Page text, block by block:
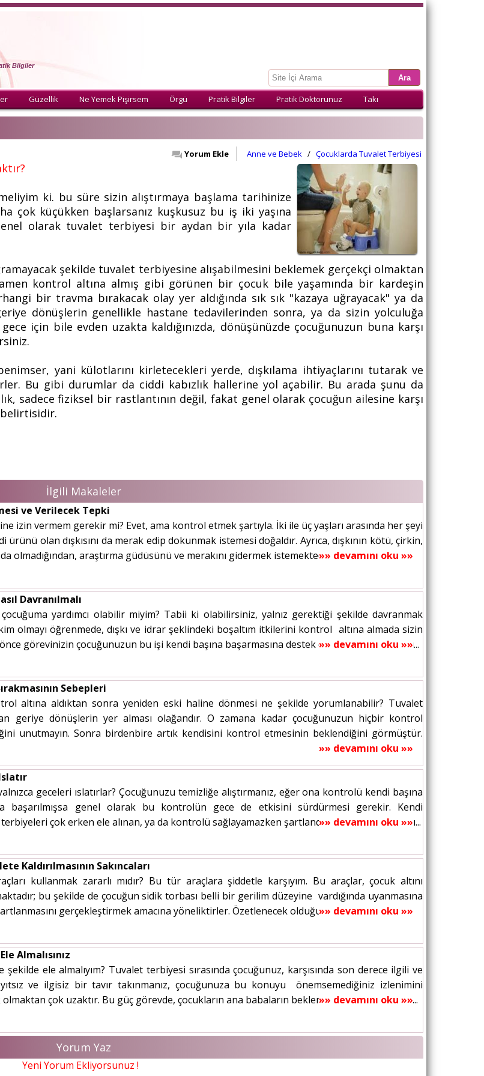
Bilgiler
Güzellik Ne Yemek Pişirsem Örgü Pratik Bilgiler Pratik Doktorunuz Takı
Çocuklarda Tuvalet Terbiyesi
/
Anne ve Bebek
Yorum Ekle
ki. bu süre sizin alıştırmaya başlama tarihinize
çok küçükken başlarsanız kuşkusuz bu iş iki yaşına
olarak tuvalet terbiyesi bir aydan bir yıla kadar
şekilde tuvalet terbiyesine alışabilmesini beklemek gerçekçi olmaktan
kontrol altına almış gibi görünen bir çocuk bile yaşamında bir kardeşin
bir travma bırakacak olay yer aldığında sık sık "kazaya uğrayacak" ya da
dönüşlerin genellikle hastane tedavilerinden sonra, ya da sizin yolculuğa
için bile evden uzakta kaldığınızda, dönüşünüzde çocuğunuzun buna karşı
yani külotlarını kirletecekleri yerde, dışkılama ihtiyaçlarını tutarak ve
Bu gibi durumlar da ciddi kabızlık hallerine yol açabilir. Bu arada şunu da
sadece fiziksel bir rastlantının değil, fakat genel olarak çocuğun ailesine karşı
belirtisidir.
İlgili Makaleler
ve Verilecek Tepki
izin vermem gerekir mi? Evet, ama kontrol etmek şartıyla. İki ile üç yaşları arasında her şeyi
olan dışkısını da merak edip dokunmak istemesi doğaldır. Ayrıca, dışkının kötü, çirkin,
olmadığından, araştırma güdüsünü ve merakını gidermek istemektedir....»» devamını oku »»
Davranılmalı
yardımcı olabilir miyim? Tabii ki olabilirsiniz, yalnız gerektiği şekilde davranmak
olmayı öğrenmede, dışkı ve idrar şeklindeki boşaltım itkilerini kontrol altına almada sizin
görevinizin çocuğunuzun bu işi kendi başına başarmasına destek olmakla sınırlandığını...
»» devamını oku »»
Sebepleri
altına aldıktan sonra yeniden eski haline dönmesi ne şekilde yorumlanabilir? Tuvalet
geriye dönüşlerin yer alması olağandır. O zamana kadar çocuğunuzun hiçbir kontrol
unutmayın. Sonra birdenbire artık kendisini kontrol etmesinin beklendiğini görmüştür.
»» devamını oku »»
geceleri ıslatırlar? Çocuğunuzu temizliğe alıştırmanız, eğer ona kontrolü kendi başına
başarılmışsa genel olarak bu kontrolün gece de etkisini sürdürmesi gerekir. Kendi
çok erken ele alınan, ya da kontrolü sağlayamazken şartlandırılan çocukların dışkı...
»» devamını oku »»
Kaldırılmasının Sakıncaları
kullanmak zararlı mıdır? Bu tür araçlara şiddetle karşıyım. Bu araçlar, çocuk altını
bu şekilde de çocuğun sidik torbası belli bir gerilim düzeyine vardığında uyanmasına
gerçekleştirmek amacına yöneliktirler. Özetlenecek olduğunda, aracın...
»» devamını oku »»
Almalısınız
ele almalıyım? Tuvalet terbiyesi sırasında çocuğunuz, karşısında son derece ilgili ve
ve ilgisiz bir tavır takınmanız, çocuğunuza bu konuyu önemsemediğiniz izlenimini
çok uzaktır. Bu güç görevde, çocukların ana babaların beklentilerine cevap verme...
»» devamını oku »»
Yorum Yaz
Yeni Yorum Ekliyorsunuz !